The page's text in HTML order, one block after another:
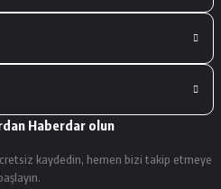
Haberdar olun
kaydedin, hemen bizi takip etmeye